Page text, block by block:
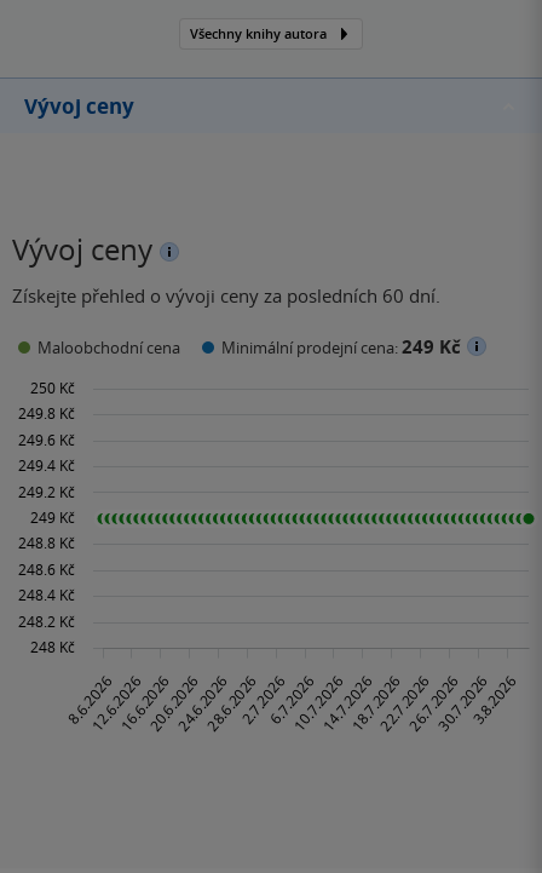
Všechny knihy autora
Vývoj ceny
Vývoj ceny
Získejte přehled o vývoji ceny za posledních 60 dní.
Maloobchodní cena Minimální prodejní cena:249 Kč